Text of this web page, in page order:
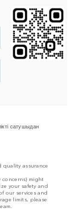
сатушыдан
assurance
concerns) might
your safety and
our services and
limits, please